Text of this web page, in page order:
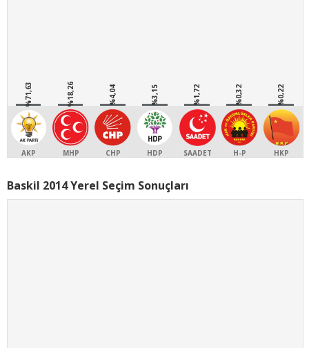
%71,63
AKP
%18,26
MHP
%4,04
CHP
%3,15
HDP
%1,72
SAADET
%0,32
H-P
%0,22
HKP
Baskil 2014 Yerel Seçim Sonuçları